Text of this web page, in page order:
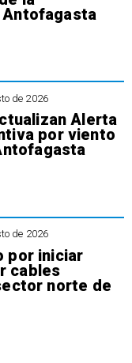
Antofagasta
de 2026
Alerta
por viento
de 2026
por iniciar
cables
norte de